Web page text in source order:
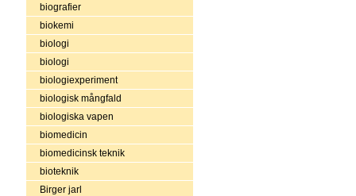
biografier
biokemi
biologi
biologi
biologiexperiment
biologisk mångfald
biologiska vapen
biomedicin
biomedicinsk teknik
bioteknik
Birger jarl